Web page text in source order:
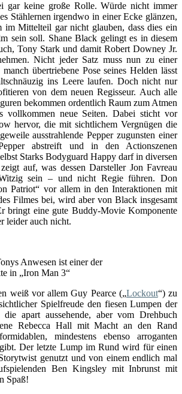
gar keine große Rolle. Würde nicht immer
Stählernen irgendwo in einer Ecke glänzen,
im Mittelteil gar nicht glauben, dass dies ein
sein soll. Shane Black gelingt es in diesem
Tony Stark und damit Robert Downey Jr.
Nicht jeder Satz muss nun zu einer
übertriebene Pose seines Helden lässt
ins Leere laufen. Doch nicht nur
von dem neuen Regisseur. Auch alle
bekommen ordentlich Raum zum Atmen
vollkommen neue Seiten. Dabei sticht vor
hervor, die mit sichtlichem Vergnügen die
ausstrahlende Pepper zugunsten einer
abstreift und in den Actionszenen
Starks Bodyguard Happy darf in diversen
auf, was dessen Darsteller Jon Favreau
sein – und nicht Regie führen. Don
Patriot“ vor allem in den Interaktionen mit
Filmes bei, wird aber von Black insgesamt
bringt eine gute Buddy-Movie Komponente
leider auch nicht.
Anwesen ist einer der
in „Iron Man 3“
weiß vor allem Guy Pearce („Lockout“) zu
Spielfreude den fiesen Lumpen der
apart aussehende, aber vom Drehbuch
Rebecca Hall mit Macht an den Rand
mindestens ebenso arroganten
Der letzte Lump im Rund wird für einen
genutzt und von einem endlich mal
Ben Kingsley mit Inbrunst mit
Spaß!